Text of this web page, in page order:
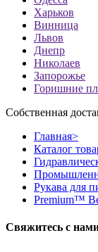
Харьков
Винница
Львов
Днепр
Николаев
Запорожье
Горишние
Собственная
Главная>
Каталог
Рукава для
Premium™
Свяжитесь с